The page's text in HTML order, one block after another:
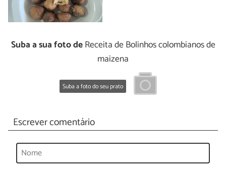
Suba a sua foto deReceita de Bolinhos colombianos de
maizena
Suba a foto do seu prato
Escrever comentário